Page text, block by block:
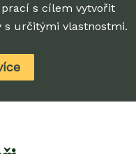
s cílem vytvořit
s určitými vlastnostmi.